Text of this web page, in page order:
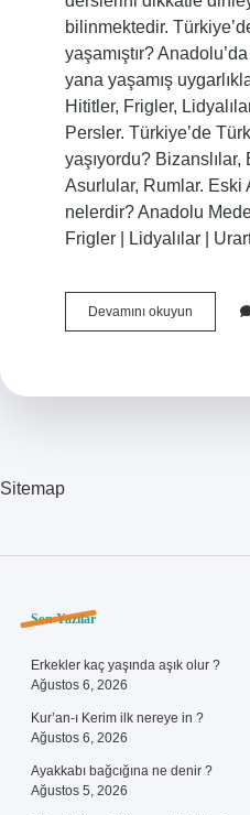
bilinmektedir.
yaşamıştır?
yana yaşamış
Hititler, Frigler,
Persler. Türkiye’de
yaşıyordu?
Asurlular, Rumlar. Eski
nelerdir? Anadolu
Frigler | Lidyalılar |
Devamını okuyunTürkiyede
Eskiden
Sitemap
Sidebar
Son Yazılar
Erkekler kaç yaşında aşık olur ?
Ağustos 6, 2026
Kur’an-ı Kerim ilk nereye in ?
Ağustos 6, 2026
Ayakkabı bağcığına ne denir ?
Ağustos 5, 2026